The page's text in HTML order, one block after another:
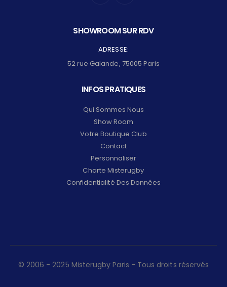
SHOWROOM SUR RDV
ADRESSE:
52 rue Galande, 75005 Paris
INFOS PRATIQUES
Qui Sommes Nous
Show Room
Votre Boutique Club
Contact
Personnaliser
Charte Misterugby
Confidentialité Des Données
© 2006 - 2025 Misterugby Paris - Tous droits réservés